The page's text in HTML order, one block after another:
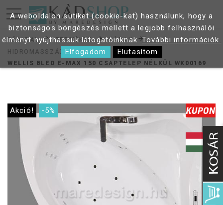
FŐOLDAL TERMÉKEK
KÁDAK
HIDROMASSZÁZS KÁDAK
WELLIS BLED E-MAX 150 CSAPTELEP NÉLKÜL WK00169
Akció! -5%
A weboldalon sütiket (cookie-kat) használunk, hogy a
biztonságos böngészés mellett a legjobb felhasználói
élményt nyújthassuk látogatóinknak.További információk.
Elfogadom
Elutasítom